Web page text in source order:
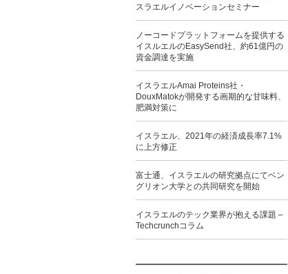
スラエルイノベーションセミナー
ノーコードプラットフォームを提供する
イスルエルのEasySend社、約61億円の
資金調達を実施
イスラエルAmai Proteins社・
DouxMatokが開発する画期的な甘味料、
肥満対策に
イスラエル、2021年の経済成長率7.1%
に上方修正
富士通、イスラエルの研究拠点にてベン
グリオン大学との共同研究を開始
イスラエルのテック業界が抱える課題 –
Techcrunchコラム